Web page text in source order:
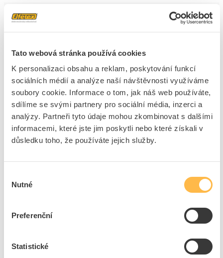
Tato webová stránka používá cookies
K personalizaci obsahu a reklam, poskytování funkcí
sociálních médií a analýze naší návštěvnosti využíváme
soubory cookie. Informace o tom, jak náš web používáte,
sdílíme se svými partnery pro sociální média, inzerci a
analýzy. Partneři tyto údaje mohou zkombinovat s dalšími
informacemi, které jste jim poskytli nebo které získali v
důsledku toho, že používáte jejich služby.
souhlasu
Nutné
Preferenční
Statistické
1 190,11 Kč/ks
Přidat k porovnání
BEMKO Svítidlo LED ALWIR 3 16W 2700lm 4000K
IP66
Kód ELFETEX
11.573.017
Kód výrobce
115034
890,21 Kč/ks
ks do košíku